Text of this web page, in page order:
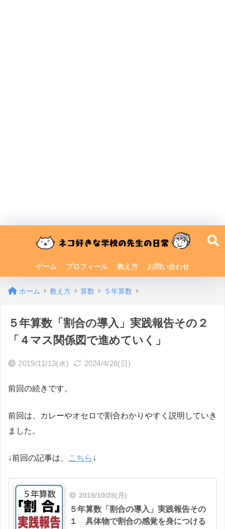
ゲーム プロフィール 教え方 お問い合わせ
ホーム 教え方 算数 ５年算数
５年算数「割合の導入」実践報告その２
「４マス関係図で進めていく」
2019/11/13(水) 2024/4/28(日)
前回の続きです。
前回は、カレーやオセロで割合わかりやすく説明していき
ました。
↓前回の記事は、 こちら ↓
2019/10/28(月)
５年算数「割合の導入」実践報告その
１ 具体物で割合の感覚を身につける